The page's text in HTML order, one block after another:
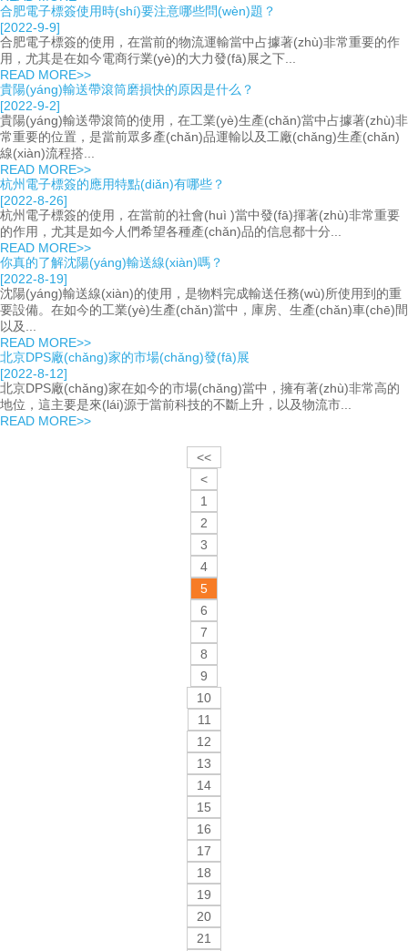
合肥電子標簽使用時(shí)要注意哪些問(wèn)題？
[2022-9-9]
合肥電子標簽的使用，在當前的物流運輸當中占據著(zhù)非常重要的作
用，尤其是在如今電商行業(yè)的大力發(fā)展之下...
READ MORE>>
貴陽(yáng)輸送帶滾筒磨損快的原因是什么？
[2022-9-2]
貴陽(yáng)輸送帶滾筒的使用，在工業(yè)生產(chǎn)當中占據著(zhù)非
常重要的位置，是當前眾多產(chǎn)品運輸以及工廠(chǎng)生產(chǎn)
線(xiàn)流程搭...
READ MORE>>
杭州電子標簽的應用特點(diǎn)有哪些？
[2022-8-26]
杭州電子標簽的使用，在當前的社會(huì )當中發(fā)揮著(zhù)非常重要
的作用，尤其是如今人們希望各種產(chǎn)品的信息都十分...
READ MORE>>
你真的了解沈陽(yáng)輸送線(xiàn)嗎？
[2022-8-19]
沈陽(yáng)輸送線(xiàn)的使用，是物料完成輸送任務(wù)所使用到的重
要設備。在如今的工業(yè)生產(chǎn)當中，庫房、生產(chǎn)車(chē)間
以及...
READ MORE>>
北京DPS廠(chǎng)家的市場(chǎng)發(fā)展
[2022-8-12]
北京DPS廠(chǎng)家在如今的市場(chǎng)當中，擁有著(zhù)非常高的
地位，這主要是來(lái)源于當前科技的不斷上升，以及物流市...
READ MORE>>
<<
<
1
2
3
4
5
6
7
8
9
10
11
12
13
14
15
16
17
18
19
20
21